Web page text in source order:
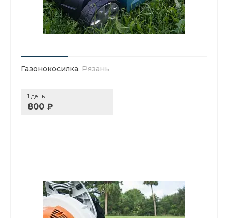
Газонокосилка, Рязань
1 день
800 ₽